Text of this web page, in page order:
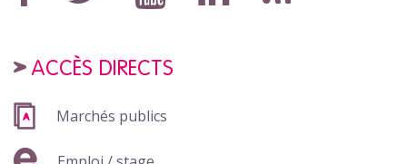
ACCÈS DIRECTS
Marchés publics